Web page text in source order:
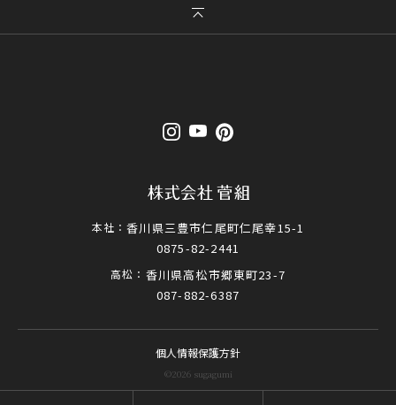
本社：香川県三豊市仁尾町仁尾幸15-1
0875-82-2441
高松： 香川県高松市郷東町23-7
087-882-6387
個人情報保護方針
©2026 sugagumi